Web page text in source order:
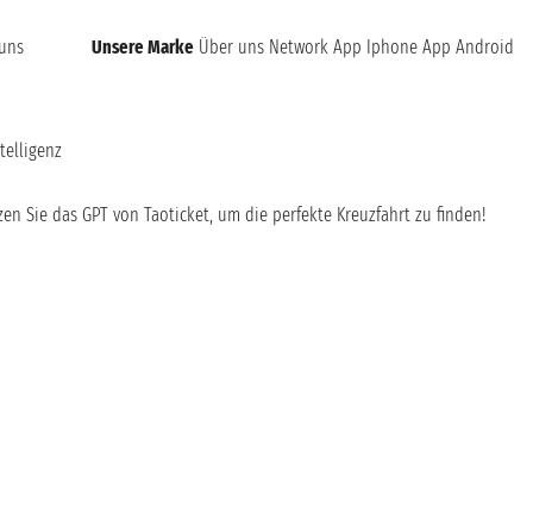
Unsere Marke Über uns Network App Iphone App Android
Sie das GPT von Taoticket, um die perfekte Kreuzfahrt zu finden!